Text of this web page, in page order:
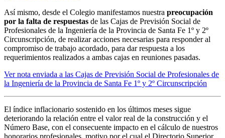
Así mismo, desde el Colegio manifestamos nuestra preocupación
por la falta de respuestas de las Cajas de Previsión Social de
Profesionales de la Ingeniería de la Provincia de Santa Fe 1º y 2º
Circunscripción, de realizar acciones necesarias para responder al
compromiso de trabajo acordado, para dar respuesta a los
requerimientos realizados a ambas cajas en reuniones pasadas.
Ver nota enviada a las Cajas de Previsión Social de Profesionales de
la Ingeniería de la Provincia de Santa Fe 1º y 2º Circunscripción
El índice inflacionario sostenido en los últimos meses sigue
deteriorando la relación entre el valor real de la construcción y el
Número Base, con el consecuente impacto en el cálculo de nuestros
honorarios profesionales, motivo por el cual el Directorio Superior